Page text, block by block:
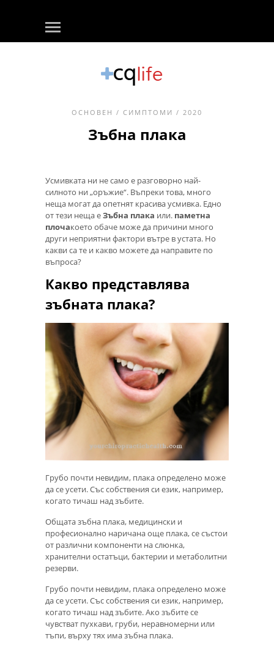
ОСНОВЕН / СИМПТОМИ / 2020
Зъбна плака
Усмивката ни не само е разговорно най-
силното ни „оръжие“. Въпреки това, много
неща могат да опетнят красива усмивка. Едно
от тези неща еЗъбна плака или. паметна
плочакоето обаче може да причини много
други неприятни фактори вътре в устата. Но
какви са те и какво можете да направите по
въпроса?
Какво представлява
зъбната плака?
Грубо почти невидим, плака определено може
да се усети. Със собствения си език, например,
когато тичаш над зъбите.
Общата зъбна плака, медицински и
професионално наричана още плака, се състои
от различни компоненти на слюнка,
хранителни остатъци, бактерии и метаболитни
резерви.
Грубо почти невидим, плака определено може
да се усети. Със собствения си език, например,
когато тичаш над зъбите. Ако зъбите се
чувстват пухкави, груби, неравномерни или
тъпи, върху тях има зъбна плака.